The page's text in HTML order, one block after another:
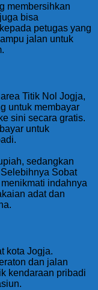
membersihkan
bisa
petugas yang
jalan untuk
Titik Nol Jogja,
untuk membayar
sini secara gratis.
untuk
sedangkan
Sobat
indahnya
adat dan
kota Jogja.
dan jalan
kendaraan pribadi